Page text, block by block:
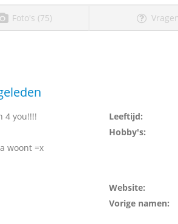
Foto's (75)
4 you!!!!
woont =x
Leeftijd:
Hobby's:
Website:
Vorige namen: